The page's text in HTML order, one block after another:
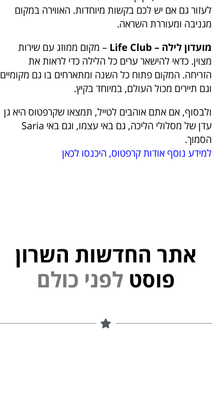
לעזור גם אם יש לכם בקשות מיוחדות. האווירה במקום
מגניבה ומעוררת השראה.
מועדון לילה – Life Club
– מקום ממוזג עם שירות
מצוין. כדאי להישאר ערים כל הלילה כדי לראות את
הזריחה. המקום פתוח כל השנה ומתארחים בו גם מקומיים
וגם תיירים מכול העולם, במיוחד בקיץ.
ולבסוף, אם אתם אוהבים לטייל, תמצאו שקרפטוס היא גן
עדן של מסלולי הליכה, גם באי עצמו, וגם באי Saria
הסמוך.
למידע נוסף אודות קרפטוס, היכנסו לכאן
אתר החדשות השרון
פוסט